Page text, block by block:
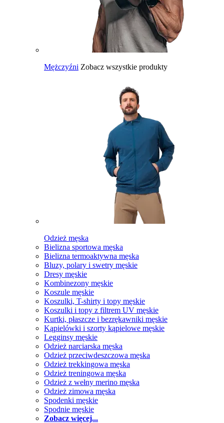
Mężczyźni Zobacz wszystkie produkty
Odzież męska
Bielizna sportowa męska
Bielizna termoaktywna męska
Bluzy, polary i swetry męskie
Dresy męskie
Kombinezony męskie
Koszule męskie
Koszulki, T-shirty i topy męskie
Koszulki i topy z filtrem UV męskie
Kurtki, płaszcze i bezrękawniki męskie
Kąpielówki i szorty kąpielowe męskie
Legginsy męskie
Odzież narciarska męska
Odzież przeciwdeszczowa męska
Odzież trekkingowa męska
Odzież treningowa męska
Odzież z wełny merino męska
Odzież zimowa męska
Spodenki męskie
Spodnie męskie
Zobacz więcej...